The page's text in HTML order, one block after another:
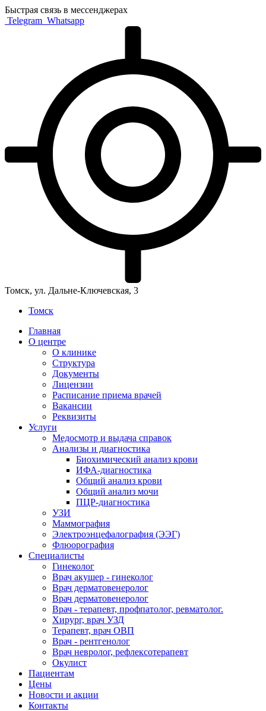
Быстрая связь в мессенджерах
Telegram Whatsapp
Томск, ул. Дальне-Ключевская, 3
Томск
Главная
О центре
О клинике
Структура
Документы
Лицензии
Расписание приема врачей
Вакансии
Реквизиты
Услуги
Медосмотр и выдача справок
Анализы и диагностика
Биохимический анализ крови
ИФА-диагностика
Общий анализ крови
Общий анализ мочи
ПЦР-диагностика
УЗИ
Маммография
Электроэнцефалография (ЭЭГ)
Флюорография
Специалисты
Гинеколог
Врач акушер - гинеколог
Врач дерматовенеролог
Врач дерматовенеролог
Врач - терапевт, профпатолог, ревматолог.
Хирург, врач УЗД
Терапевт, врач ОВП
Врач - рентгенолог
Врач невролог, рефлексотерапевт
Окулист
Пациентам
Цены
Новости и акции
Контакты